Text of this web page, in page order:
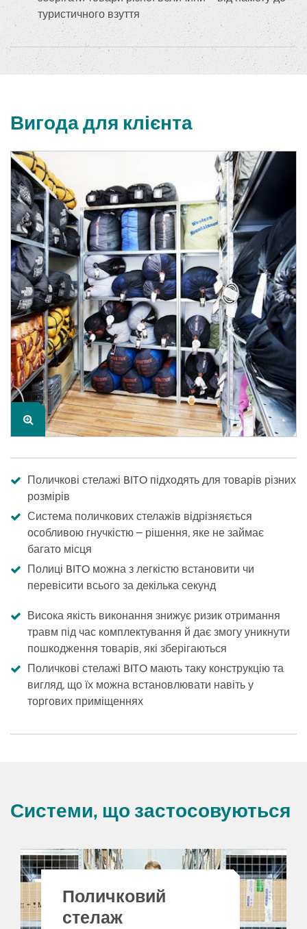
туристичного взуття
Вигода для клієнта
Поличкові стелажі BITO підходять для товарів різних
розмірів
Система поличкових стелажів відрізняється
особливою гнучкістю – рішення, яке не займає
багато місця
Полиці BITO можна з легкістю встановити чи
перевісити всього за декілька секунд
Висока якість виконання знижує ризик отримання
травм під час комплектування й дає змогу уникнути
пошкодження товарів, які зберігаються
Поличкові стелажі BITO мають таку конструкцію та
вигляд, що їх можна встановлювати навіть у
торгових приміщеннях
Системи, що застосовуються
Поличковий
стелаж